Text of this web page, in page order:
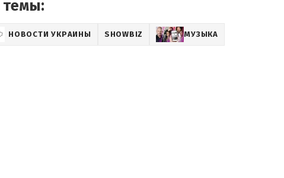
НОВОСТИ УКРАИНЫ SHOWBIZ МУЗЫКА